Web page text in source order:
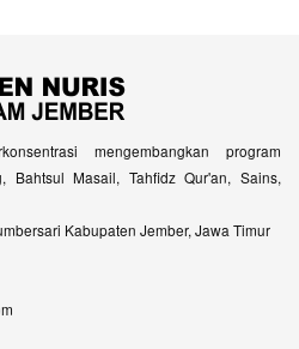
mengembangkan program
Bahtsul Masail, Tahfidz Qur'an, Sains,
Kabupaten Jember, Jawa Timur